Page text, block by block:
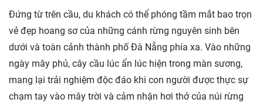
Đứng từ trên cầu, du khách có thể phóng tầm mắt bao trọn
vẻ đẹp hoang sơ của những cánh rừng nguyên sinh bên
dưới và toàn cảnh thành phố Đà Nẵng phía xa. Vào những
ngày mây phủ, cây cầu lúc ẩn lúc hiện trong màn sương,
mang lại trải nghiệm độc đáo khi con người được thực sự
chạm tay vào mây trời và cảm nhận hơi thở của núi rừng